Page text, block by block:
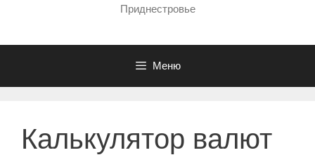
Приднестровье
Меню
Калькулятор валют